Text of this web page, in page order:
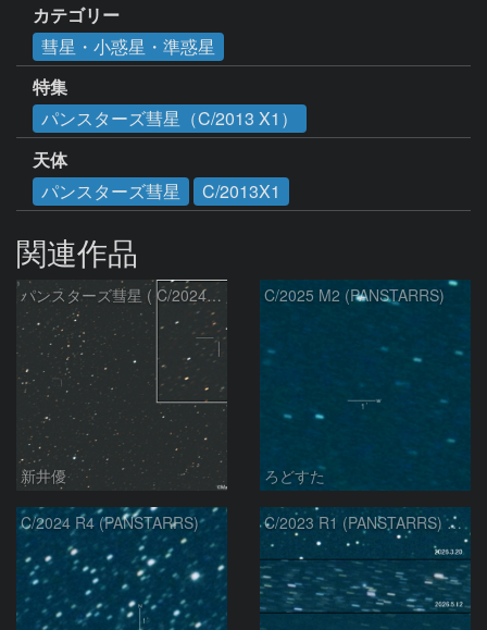
カテゴリー
彗星・小惑星・準惑星
特集
パンスターズ彗星（C/2013 X1）
天体
パンスターズ彗星
C/2013X1
関連作品
パンスターズ彗星 ( C/2024R4 )：2026/07/27
新井優
C/2025 M2 (PANSTARRS)
ろどすた
C/2024 R4 (PANSTARRS) C/2023 R1 (PANSTARRS) の変化